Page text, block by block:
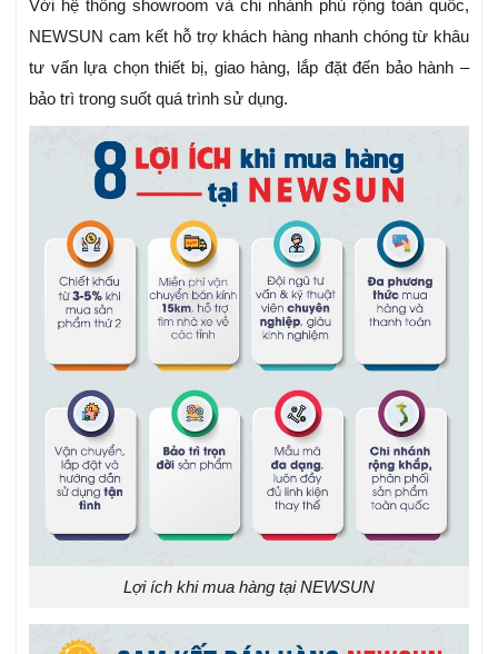
Với hệ thống showroom và chi nhánh phủ rộng toàn quốc,
NEWSUN cam kết hỗ trợ khách hàng nhanh chóng từ khâu
tư vấn lựa chọn thiết bị, giao hàng, lắp đặt đến bảo hành –
bảo trì trong suốt quá trình sử dụng.
Lợi ích khi mua hàng tại NEWSUN